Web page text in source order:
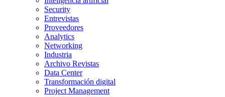
Security
Entrevistas
Proveedores
Analytics
Networking
Industria
Archivo Revistas
Data Center
Transformación digital
Project Management